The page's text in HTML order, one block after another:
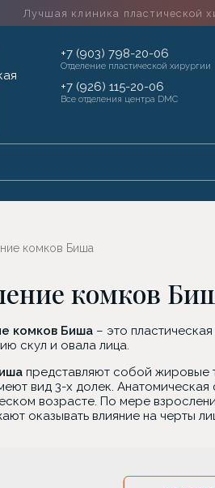
Лучшая клиника пластической
+7 (903) 798-20-06
Отделение пластической хирургии
+7 (926) 115-20-06
Все отделения центра DMC
комков Биша
комков
комков Биша – это
скул и овала лица.
представляют собой жировые
вид 3-х долек. Анатомическая
возрасте. По мере
оказывать влияние на черты